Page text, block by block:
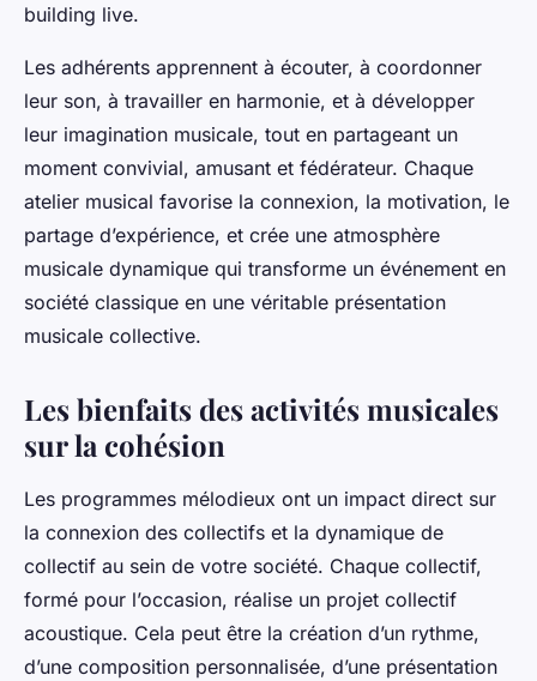
building live.
Les adhérents apprennent à écouter, à coordonner
leur son, à travailler en harmonie, et à développer
leur imagination musicale, tout en partageant un
moment convivial, amusant et fédérateur. Chaque
atelier musical favorise la connexion, la motivation, le
partage d’expérience, et crée une atmosphère
musicale dynamique qui transforme un événement en
société classique en une véritable présentation
musicale collective.
Les bienfaits des activités musicales
sur la cohésion
Les programmes mélodieux ont un impact direct sur
la connexion des collectifs et la dynamique de
collectif au sein de votre société. Chaque collectif,
formé pour l’occasion, réalise un projet collectif
acoustique. Cela peut être la création d’un rythme,
d’une composition personnalisée, d’une présentation